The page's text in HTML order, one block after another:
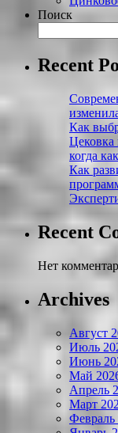
Поиск
Recent
Как
Цековка
когда
Как
Recent
Нет
Archives
Август
Июль
Июнь
Май
Апрель
Март
Февраль